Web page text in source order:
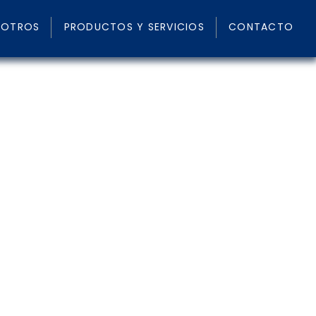
PRODUCTOS Y SERVICIOS CONTACTO